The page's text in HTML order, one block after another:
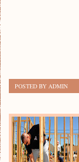
POSTED BY ADMIN